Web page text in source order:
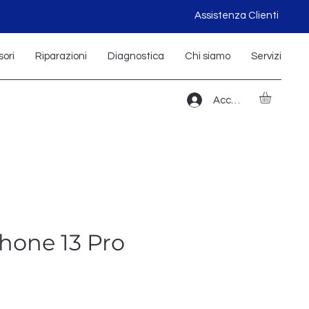
Assistenza Clienti
Riparazioni Diagnostica Chi siamo Servizi
Accedi
13 Pro